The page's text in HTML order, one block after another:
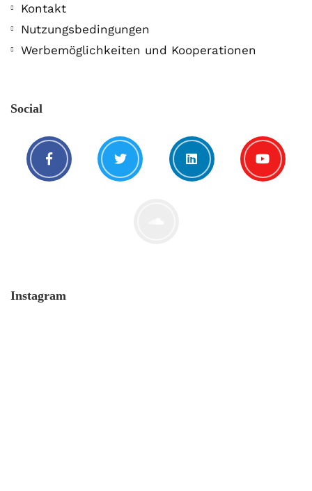
Kontakt
Nutzungsbedingungen
Werbemöglichkeiten und Kooperationen
Social
Instagram